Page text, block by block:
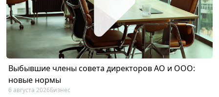
Выбывшие члены совета директоров АО и ООО:
новые нормы
6 августа 2026Бизнес